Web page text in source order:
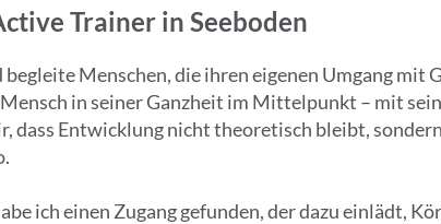
Trainer in Seeboden
Menschen, die ihren eigenen Umgang mit
in seiner Ganzheit im Mittelpunkt – mit
dass Entwicklung nicht theoretisch bleibt,
ich einen Zugang gefunden, der dazu einlädt,